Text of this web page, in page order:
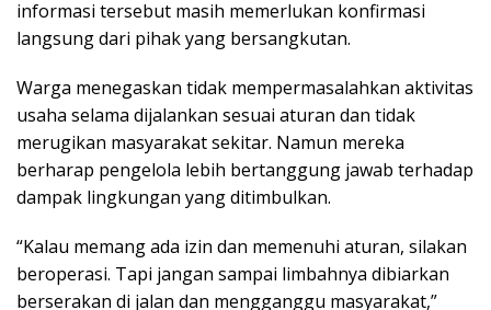
informasi tersebut masih memerlukan konfirmasi
langsung dari pihak yang bersangkutan.
Warga menegaskan tidak mempermasalahkan aktivitas
usaha selama dijalankan sesuai aturan dan tidak
merugikan masyarakat sekitar. Namun mereka
berharap pengelola lebih bertanggung jawab terhadap
dampak lingkungan yang ditimbulkan.
“Kalau memang ada izin dan memenuhi aturan, silakan
beroperasi. Tapi jangan sampai limbahnya dibiarkan
berserakan di jalan dan mengganggu masyarakat,”